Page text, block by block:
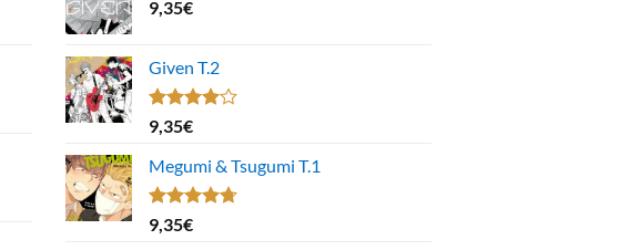
9,35€
Given T.2
Note
4.00
5
9,35€
Megumi & Tsugumi T.1
Note4.67
sur 5
9,35€